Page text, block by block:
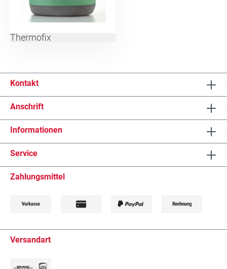
Thermofix
Kontakt
Anschrift
Informationen
Service
Zahlungsmittel
Versandart